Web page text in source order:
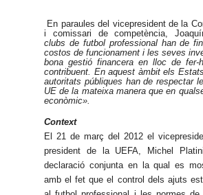
En paraules del vicepresident de la
i comissari de competència,
clubs de futbol professional han de
costos de funcionament i les seves
bona gestió financera en lloc de fer-
contribuent. En aquest àmbit els
autoritats públiques han de respectar
UE de la mateixa manera que en
econòmic».
Context
El 21 de març del 2012 el
president de la UEFA, Michel
declaració conjunta en la qual es
amb el fet que el control dels ajuts